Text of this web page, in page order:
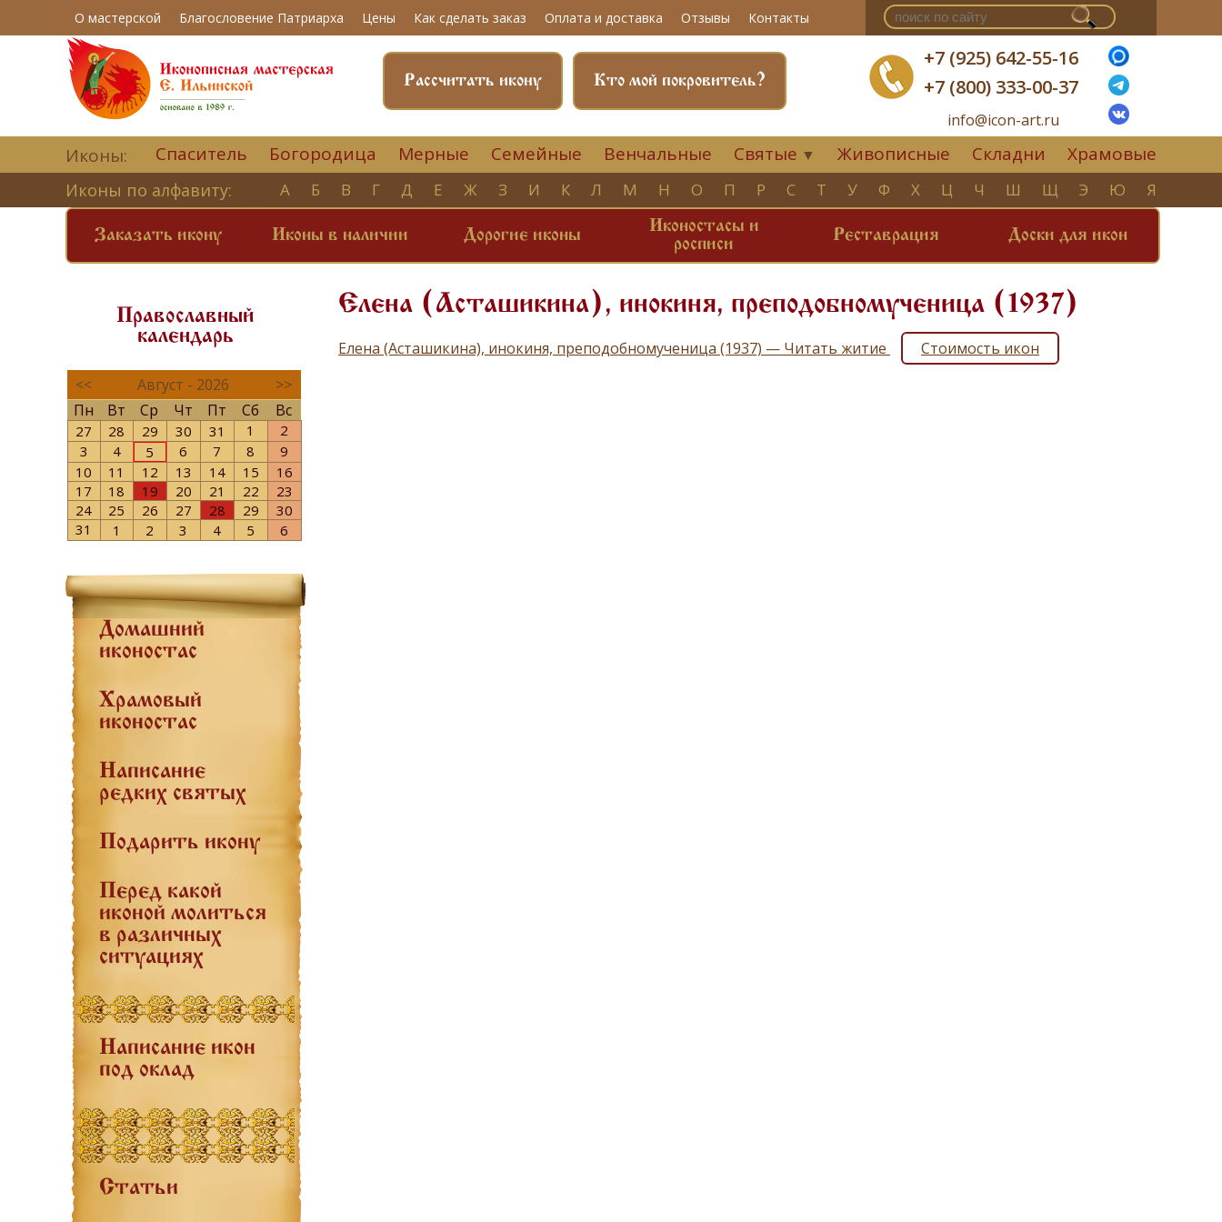
О мастерской Благословение Патриарха Цены Как сделать заказ Оплата и доставка Отзывы Контакты
+7 (925) 642-55-16
+7 (800) 333-00-37
info@icon-art.ru
Кто мой покровитель?
Рассчитать икону
Иконы: Спаситель Богородица Мерные Семейные Венчальные Святые ▼ Живописные Складни Храмовые
Иконы по алфавиту: А Б В Г Д Е Ж З И К Л М Н О П Р С Т У Ф Х Ц Ч Ш Щ Э Ю Я
Заказать икону Иконы в наличии Дорогие иконы
Иконостасы и
росписи
Реставрация Доски для икон
Православный
календарь
<< Август - 2026
>>
Пн
Вт Ср Чт Пт Сб Вс
27 28 29 30 31 1
2
3
4 5 6 7 8
9
10
11 12 13 14 15
16
17
18 19 20 21 22
23
24
25 26 27 28 29
30
31
1 2 3 4 5 6
Домашний
иконостас
Храмовый
иконостас
Написание
редких святых
Подарить икону
Перед какой
иконой молиться
в различных
ситуациях
Написание икон
под оклад
Статьи
Елена (Асташикина), инокиня, преподобномученица (1937)
Елена (Асташикина), инокиня, преподобномученица (1937) — Читать житие Стоимость икон